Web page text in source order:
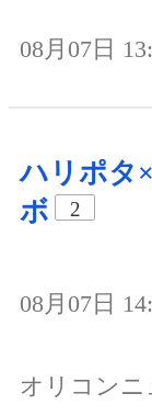
08月07日
ハリポタ
ボ
2
08月07日
オリコンニ